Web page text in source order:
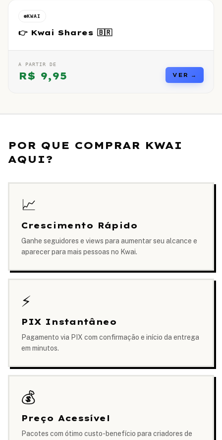
KWAI
👉 Kwai Shares 🇧🇷
A PARTIR DE
R$ 9,95 VER →
POR QUE COMPRAR KWAI
AQUI?
📈
Crescimento Rápido
Ganhe seguidores e views para aumentar seu alcance e
aparecer para mais pessoas no Kwai.
⚡
PIX Instantâneo
Pagamento via PIX com confirmação e início da entrega
em minutos.
💰
Preço Acessível
Pacotes com ótimo custo-benefício para criadores de